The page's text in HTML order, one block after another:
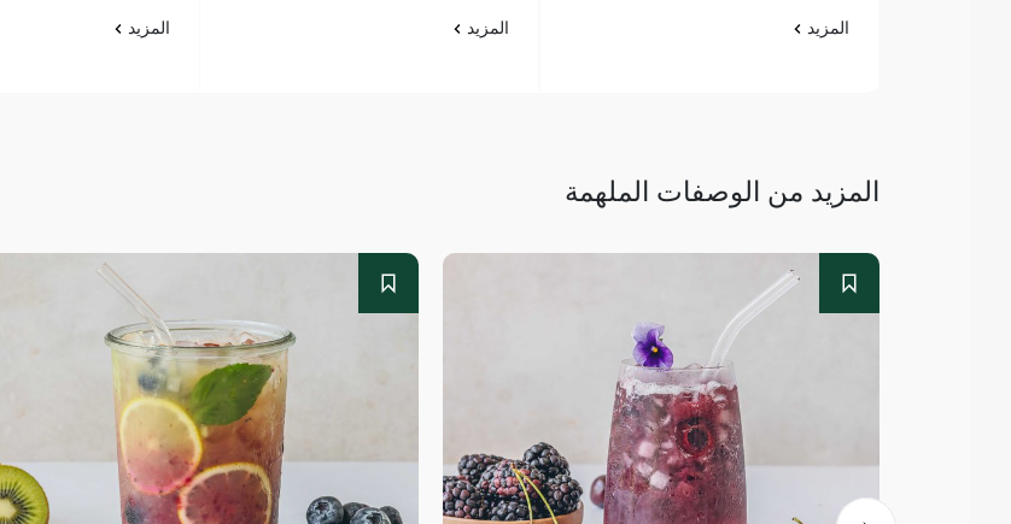
المزيد المزيد المزيد
المزيد من الوصفات الملهمة